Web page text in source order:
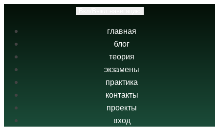
главная
блог
теория
экзамены
практика
контакты
проекты
вход